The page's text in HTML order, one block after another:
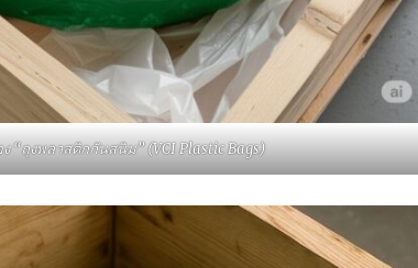
“ถุงพลาสติกกันสนิม” (VCI Plastic Bags)